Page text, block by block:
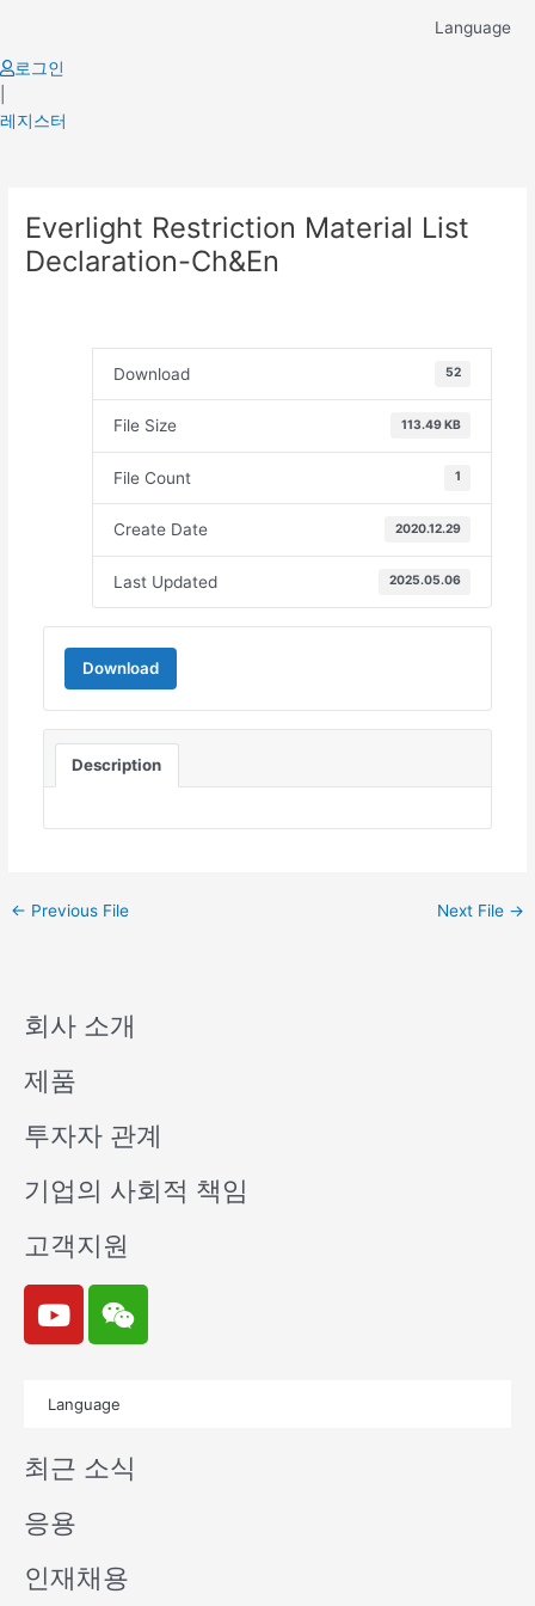
content
Language
로그인
레지스터
Everlight Restriction Material List
Declaration-Ch&En
Download 52
File Size 113.49 KB
File Count 1
Create Date 2020.12.29
Last Updated 2025.05.06
Download
Description
navigation
← Previous File Next File →
회사 소개
제품
투자자 관계
기업의 사회적 책임
고객지원
Y
o
u
e
W
e
i
n
Language
최근 소식
응용
인재채용